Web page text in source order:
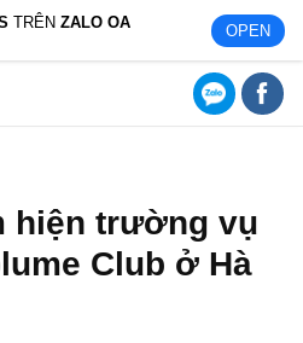
TRÊNZALO OA OPEN
hiện trường vụ
Club ở Hà